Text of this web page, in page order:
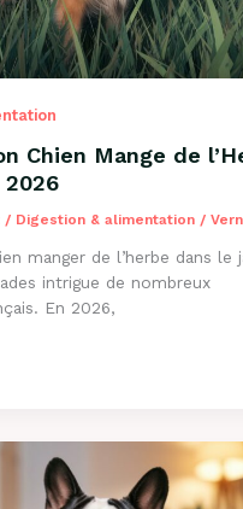
Chien Mange de
2026
/ Digestion & alimentation/
manger de l’herbe dans le
intrigue de nombreux
En 2026,